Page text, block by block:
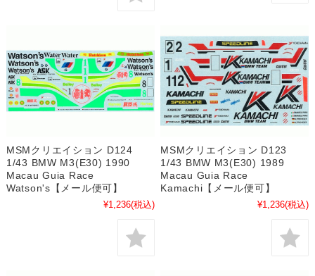
MSMクリエイション D124
1/43 BMW M3(E30) 1990
Macau Guia Race
Watson's【メール便可】
¥1,236(税込)
MSMクリエイション D123
1/43 BMW M3(E30) 1989
Macau Guia Race
Kamachi【メール便可】
¥1,236(税込)